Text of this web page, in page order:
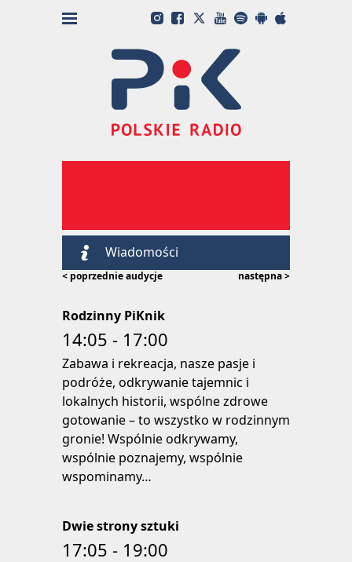
Wiadomości
< poprzednie audycje następna >
Rodzinny PiKnik
14:05 - 17:00
Zabawa i rekreacja, nasze pasje i
podróże, odkrywanie tajemnic i
lokalnych historii, wspólne zdrowe
gotowanie – to wszystko w rodzinnym
gronie! Wspólnie odkrywamy,
wspólnie poznajemy, wspólnie
wspominamy…
Dwie strony sztuki
17:05 - 19:00